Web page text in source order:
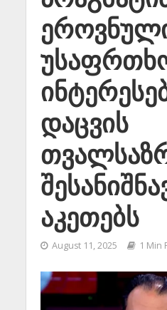
დაცვის
აკეთებს
August 11, 2025 1 Min